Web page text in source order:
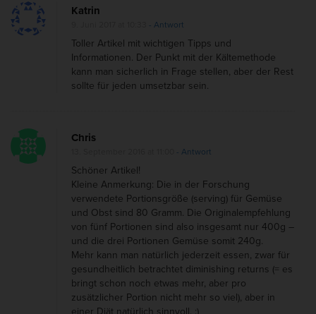
p
r
t
–
a
h
b
a
e
T
i
Katrin
- Antwort
Toller Artikel mit wichtigen Tipps und
Informationen. Der Punkt mit der Kältemethode
kann man sicherlich in Frage stellen, aber der Rest
sollte für jeden umsetzbar sein.
Chris
- Antwort
Schöner Artikel!
Kleine Anmerkung: Die in der Forschung
verwendete Portionsgröße (serving) für Gemüse
und Obst sind 80 Gramm. Die Originalempfehlung
von fünf Portionen sind also insgesamt nur 400g –
und die drei Portionen Gemüse somit 240g.
Mehr kann man natürlich jederzeit essen, zwar für
gesundheitlich betrachtet diminishing returns (= es
bringt schon noch etwas mehr, aber pro
zusätzlicher Portion nicht mehr so viel), aber in